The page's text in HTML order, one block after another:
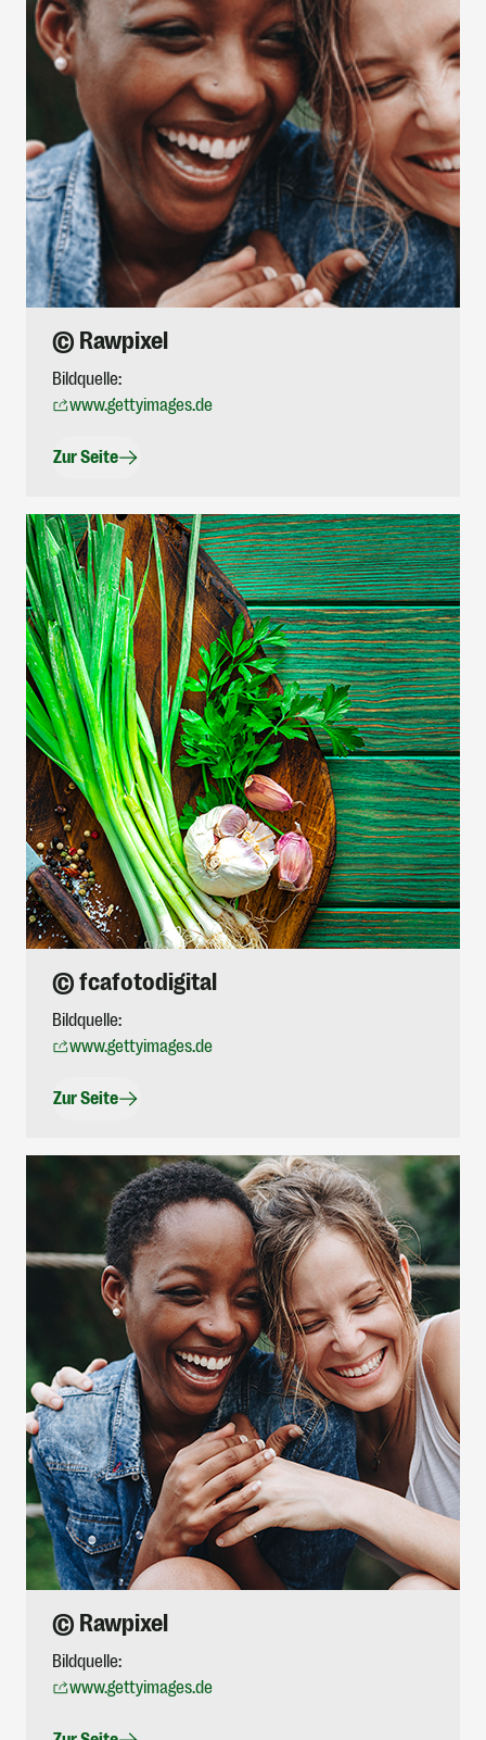
© Rawpixel
Bildquelle:
www.gettyimages.de
Zur Seite
© fcafotodigital
Bildquelle:
www.gettyimages.de
Zur Seite
© Rawpixel
Bildquelle:
www.gettyimages.de